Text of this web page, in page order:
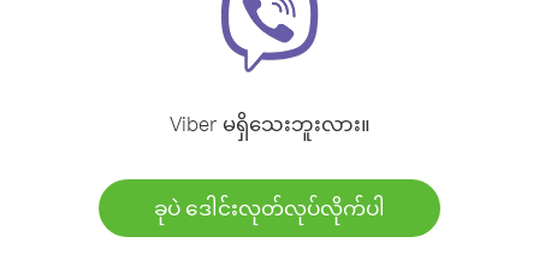
Viber မရှိသေးဘူးလား။
ခုပဲ ဒေါင်းလုတ်လုပ်လိုက်ပါ